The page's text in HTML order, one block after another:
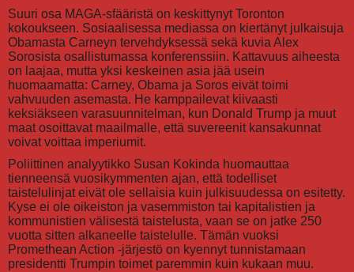
Suuri osa MAGA-sfääristä on keskittynyt Toronton
kokoukseen. Sosiaalisessa mediassa on kiertänyt julkaisuja
Obamasta Carneyn tervehdyksessä sekä kuvia Alex
Sorosista osallistumassa konferenssiin. Kattavuus aiheesta
on laajaa, mutta yksi keskeinen asia jää usein
huomaamatta: Carney, Obama ja Soros eivät toimi
vahvuuden asemasta. He kamppailevat kiivaasti
keksiäkseen varasuunnitelman, kun Donald Trump ja muut
maat osoittavat maailmalle, että suvereenit kansakunnat
voivat voittaa imperiumit.
Poliittinen analyytikko Susan Kokinda huomauttaa
tienneensä vuosikymmenten ajan, että todelliset
taistelulinjat eivät ole sellaisia kuin julkisuudessa on esitetty.
Kyse ei ole oikeiston ja vasemmiston tai kapitalistien ja
kommunistien välisestä taistelusta, vaan se on jatke 250
vuotta sitten alkaneelle taistelulle. Tämän vuoksi
Promethean Action -järjestö on kyennyt tunnistamaan
presidentti Trumpin toimet paremmin kuin kukaan muu.